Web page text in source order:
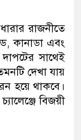
রাজনীতে
কানাডা এবং
দাপটের সাথেই
দেখা যায়
হয়ে থাকবে।
বিজয়ী